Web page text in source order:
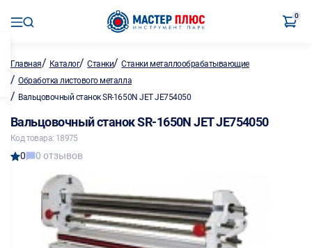
0
Главная/ Каталог/Станки/Станки металлообрабатывающие
/ Обработка листового металла
/ Вальцовочный станок SR-1650N JET JE754050
Вальцовочный станок SR-1650N JET JE754050
Код товара: 18975
0 0 отзывов